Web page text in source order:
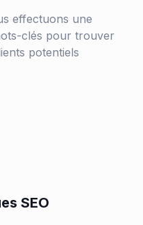
effectuons une
clés pour trouver
potentiels
SEO